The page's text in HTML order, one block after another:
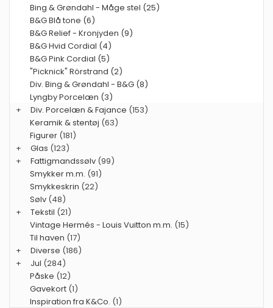
Bing & Grøndahl - Måge stel (25)
B&G Blå tone (6)
B&G Relief - Kronjyden (9)
B&G Hvid Cordial (4)
B&G Pink Cordial (5)
"Picknick" Rörstrand (2)
Div. Bing & Grøndahl - B&G (8)
Lyngby Porcelæn (3)
+
Div. Porcelæn & Fajance (153)
Keramik & stentøj (63)
Figurer (181)
+
Glas (123)
+
Fattigmandssølv (99)
Smykker m.m. (91)
Smykkeskrin (22)
Sølv (48)
+
Tekstil (21)
Vintage Hermés - Louis Vuitton m.m. (15)
Til haven (17)
+
Diverse (186)
+
Jul (284)
Påske (12)
Gavekort (1)
Inspiration fra K&Co. (1)